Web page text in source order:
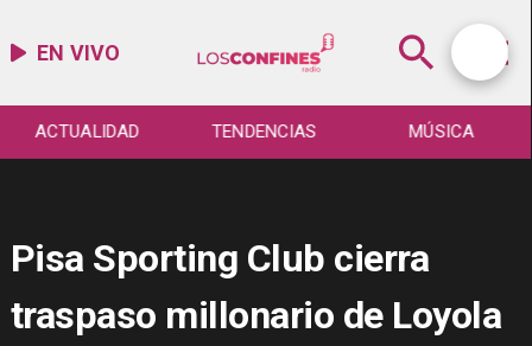
EN VIVO
ACTUALIDAD TENDENCIAS MÚSICA
Pisa Sporting Club cierra
traspaso millonario de Loyola